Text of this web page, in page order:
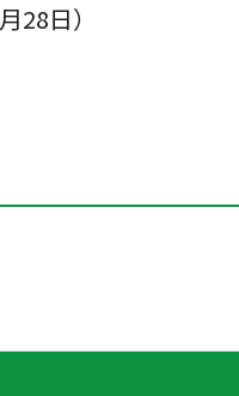
28日）